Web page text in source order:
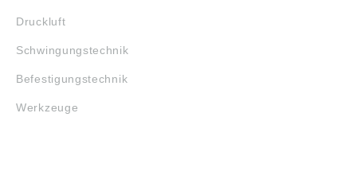
Druckluft
Schwingungstechnik
Befestigungstechnik
Werkzeuge